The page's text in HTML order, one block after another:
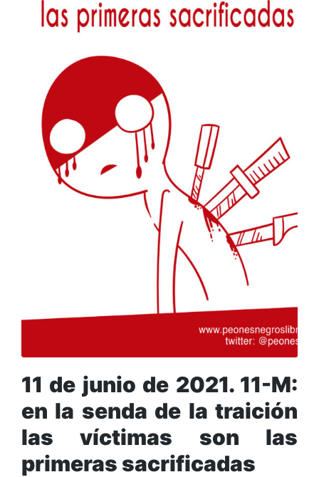
11 de junio de 2021. 11-M:
en la senda de la traición
las víctimas son las
primeras sacrificadas